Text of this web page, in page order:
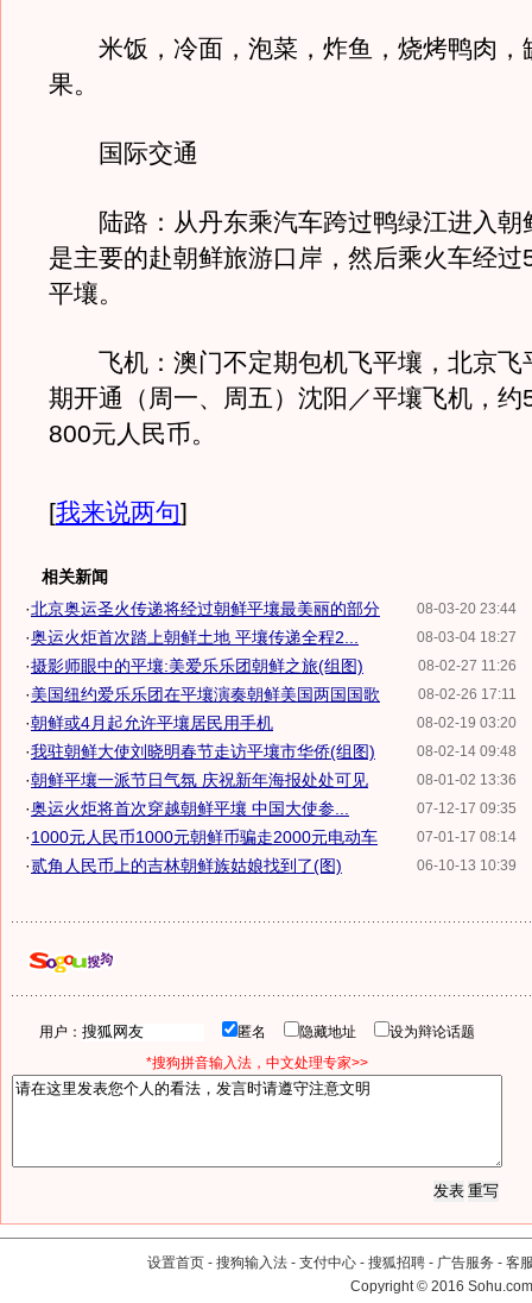
米饭，冷面，泡菜，炸鱼，烧烤鸭肉，
果。
国际交通
陆路：从丹东乘汽车跨过鸭绿江进入朝
是主要的赴朝鲜旅游口岸，然后乘火车经过
平壤。
飞机：澳门不定期包机飞平壤，北京飞
期开通（周一、周五）沈阳／平壤飞机，约
800元人民币。
[我来说两句]
相关新闻
08-03-20 23:44
·北京奥运圣火传递将经过朝鲜平壤最美丽的部分
08-03-04 18:27
·奥运火炬首次踏上朝鲜土地 平壤传递全程2...
08-02-27 11:26
·摄影师眼中的平壤:美爱乐乐团朝鲜之旅(组图)
08-02-26 17:11
·美国纽约爱乐乐团在平壤演奏朝鲜美国两国国歌
08-02-19 03:20
·朝鲜或4月起允许平壤居民用手机
08-02-14 09:48
·我驻朝鲜大使刘晓明春节走访平壤市华侨(组图)
08-01-02 13:36
·朝鲜平壤一派节日气氛 庆祝新年海报处处可见
07-12-17 09:35
·奥运火炬将首次穿越朝鲜平壤 中国大使参...
07-01-17 08:14
·1000元人民币1000元朝鲜币骗走2000元电动车
06-10-13 10:39
·贰角人民币上的吉林朝鲜族姑娘找到了(图)
用户： 匿名 隐藏地址
设为辩论话题
*搜狗拼音输入法，中文处理专家>>
设置首页 - 搜狗输入法 - 支付中心 - 搜狐招聘 - 广告服务 - 客
Copyright©2016